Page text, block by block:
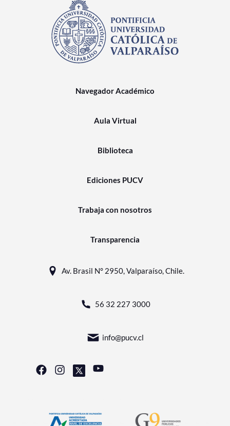
Navegador Académico
Aula Virtual
Biblioteca
Ediciones PUCV
Trabaja con nosotros
Transparencia
Av. Brasil N° 2950, Valparaíso, Chile.
56 32 227 3000
info@pucv.cl